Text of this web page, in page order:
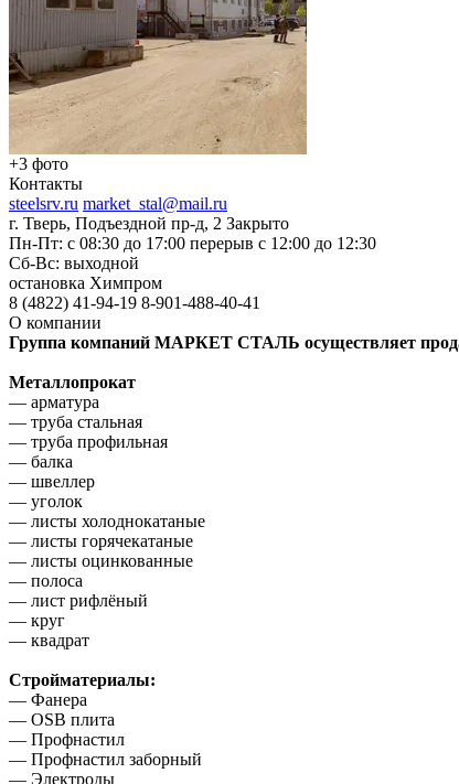
+3 фото
Контакты
steelsrv.ru market_stal@mail.ru
г. Тверь, Подъездной пр-д, 2 Закрыто
Пн-Пт: с 08:30 до 17:00 перерыв с 12:00 до 12:30
Сб-Вс: выходной
остановка Химпром
8 (4822) 41-94-19 8-901-488-40-41
О компании
Группа компаний МАРКЕТ СТАЛЬ осуществляет
Металлопрокат
— арматура
— труба стальная
— труба профильная
— балка
— швеллер
— уголок
— листы холоднокатаные
— листы горячекатаные
— листы оцинкованные
— полоса
— лист рифлёный
— круг
— квадрат
Стройматериалы:
— Фанера
— OSB плита
— Профнастил
— Профнастил заборный
— Электроды